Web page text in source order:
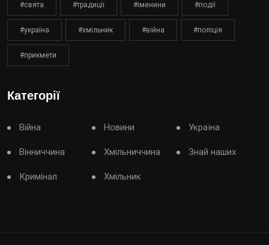
#свята #традиції #іменини #події
#україна #хмільник #війна #поліція
#прикмети
Категорії
Війна Новини Україна
Вінниччина Хмільниччина Знай наших
Кримінал Хмільник